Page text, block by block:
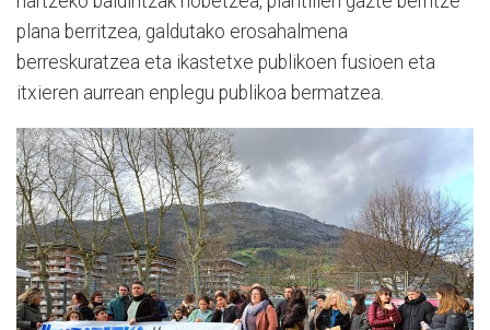
plana berritzea, galdutako erosahalmena
berreskuratzea eta ikastetxe publikoen fusioen eta
itxieren aurrean enplegu publikoa bermatzea.